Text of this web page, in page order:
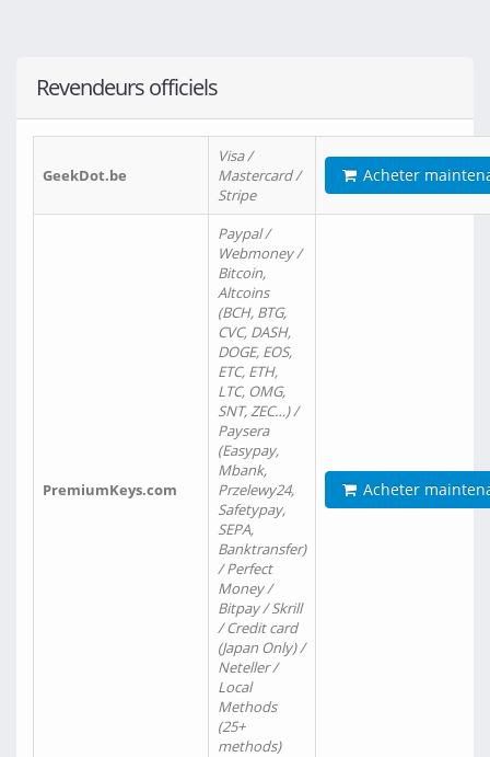
Revendeurs officiels
GeekDot.be
Visa /
Mastercard /
Stripe
Acheter
PremiumKeys.com
Paypal /
Webmoney /
Bitcoin,
Altcoins
(BCH, BTG,
CVC, DASH,
DOGE, EOS,
ETC, ETH,
LTC, OMG,
SNT, ZEC…) /
Paysera
(Easypay,
Mbank,
Przelewy24,
Safetypay,
SEPA,
Banktransfer)
/ Perfect
Money /
Bitpay / Skrill
/ Credit card
(Japan Only) /
Neteller /
Local
Methods
(25+
methods)
Acheter